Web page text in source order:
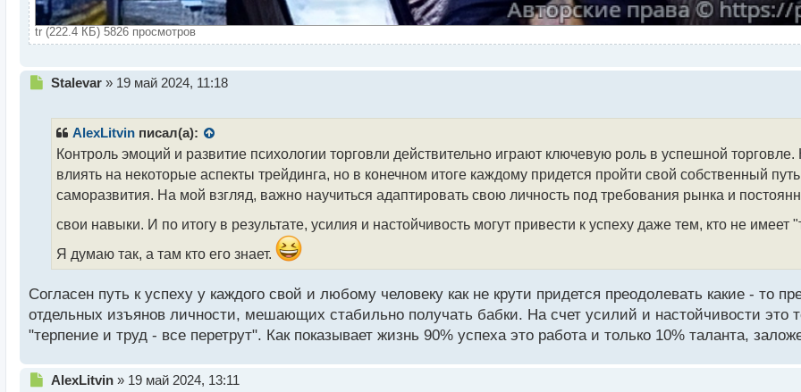
tr (222.4 КБ) 5826 просмотров
Н
й
п
с
т
Stalevar» 19 май 2024, 11:18
AlexLitvin писал(а):
Контроль эмоций и развитие психологии торговли действительно играют ключевую роль в успешной
влиять на некоторые аспекты трейдинга, но в конечном итоге каждому придется пройти свой собственный
саморазвития. На мой взгляд, важно научиться адаптировать свою личность под требования рынка и
свои навыки. И по итогу в результате, усилия и настойчивость могут привести к успеху даже тем, кто не имеет
Я думаю так, а там кто его знает.
Согласен путь к успеху у каждого свой и любому человеку как не крути придется преодолевать какие - то
отдельных изъянов личности, мешающих стабильно получать бабки. На счет усилий и настойчивости это
"терпение и труд - все перетрут". Как показывает жизнь 90% успеха это работа и только 10% таланта,
Н
AlexLitvin» 19 май 2024, 13:11